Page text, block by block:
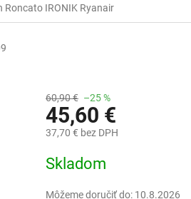
Roncato IRONIK Ryanair
60,90 € –25 %
45,60 €
37,70 € bez DPH
cena:
Skladom
Môžeme doručiť do: 10.8.2026